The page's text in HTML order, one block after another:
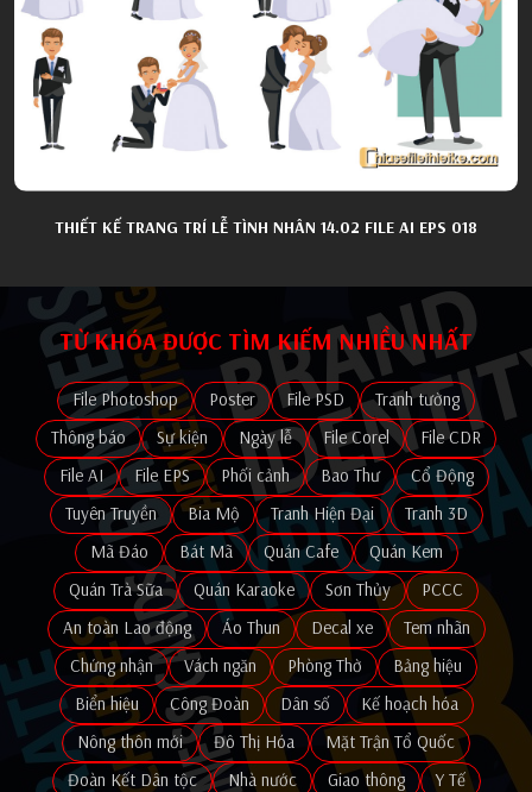
THIẾT KẾ TRANG TRÍ LỄ TÌNH NHÂN 14.02 FILE AI EPS 018
TỪ KHÓA ĐƯỢC TÌM KIẾM NHIỀU NHẤT
File Photoshop Poster File PSD
Tranh tường
Thông báo
Sự kiện Ngày lễ File Corel
File CDR
File AI
File EPS Phối cảnh Bao Thư
Cổ Động
Tuyên Truyền
Bia Mộ Tranh Hiện Đại
Tranh 3D
Mã Đáo
Bát Mã Quán Cafe
Quán Kem
Quán Trà Sữa
Quán Karaoke Sơn Thủy
PCCC
An toàn Lao động
Áo Thun Decal xe
Tem nhãn
Chứng nhận
Vách ngăn Phòng Thờ
Bảng hiệu
Biển hiệu
Công Đoàn Dân số
Kế hoạch hóa
Nông thôn mới
Đô Thị Hóa
Mặt Trận Tổ Quốc
Đoàn Kết Dân tộc
Nhà nước Giao thông
Y Tế